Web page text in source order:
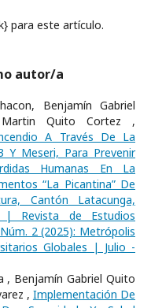
para este artículo.
autor/a
Benjamín Gabriel
Quito Cortez ,
A Través De La
Y Meseri, Para Prevenir
Humanas En La
“La Picantina” De
Cantón Latacunga,
| Revista de Estudios
2 (2025): Metrópolis
Globales | Julio -
, Benjamín Gabriel Quito
, Implementación De